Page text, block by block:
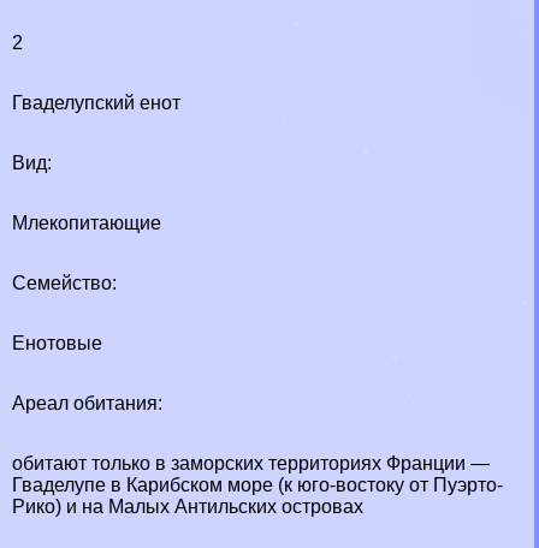
2
Гваделупский енот
Вид:
Млекопитающие
Семейство:
Енотовые
Ареал обитания:
обитают только в заморских территориях Франции —
Гваделупе в Карибском море (к юго-востоку от Пуэрто-
Рико) и на Малых Антильских островах